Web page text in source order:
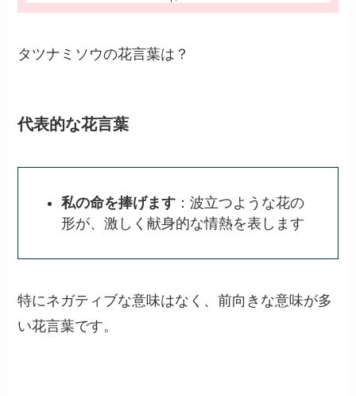
タツナミソウの花言葉は？
代表的な花言葉
私の命を捧げます ：波立つような花の
形が、激しく献身的な情熱を表します
特にネガティブな意味はなく、前向きな意味が多
い花言葉です。